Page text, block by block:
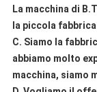
La macchina di
la piccola
C. Siamo la
abbiamo molto
macchina, siamo